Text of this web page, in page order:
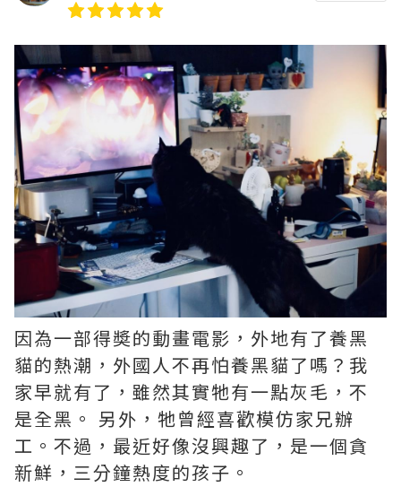
因為一部得奬的動畫電影，外地有了養黑
貓的熱潮，外國人不再怕養黑貓了嗎？我
家早就有了，雖然其實牠有一點灰毛，不
是全黑。 ​​​另外，牠曾經喜歡模仿家兄辦
工。不過，最近好像沒興趣了，是一個貪
新鮮，三分鐘熱度的孩子。